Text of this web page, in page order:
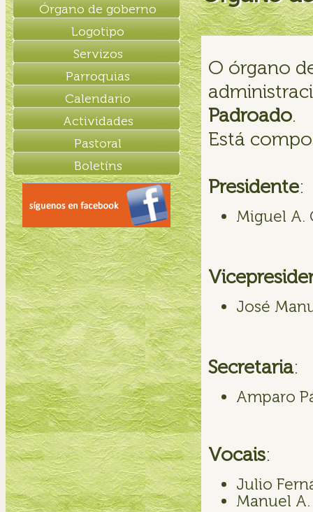
Órgano de goberno
Logotipo
Servizos
Parroquias
Calendario
Actividades
Pastoral
Boletíns
O órgano
Padroado.
Está
Presidente:
Miguel A.
José
Secretaria:
Amparo
Vocais:
Julio
Manuel